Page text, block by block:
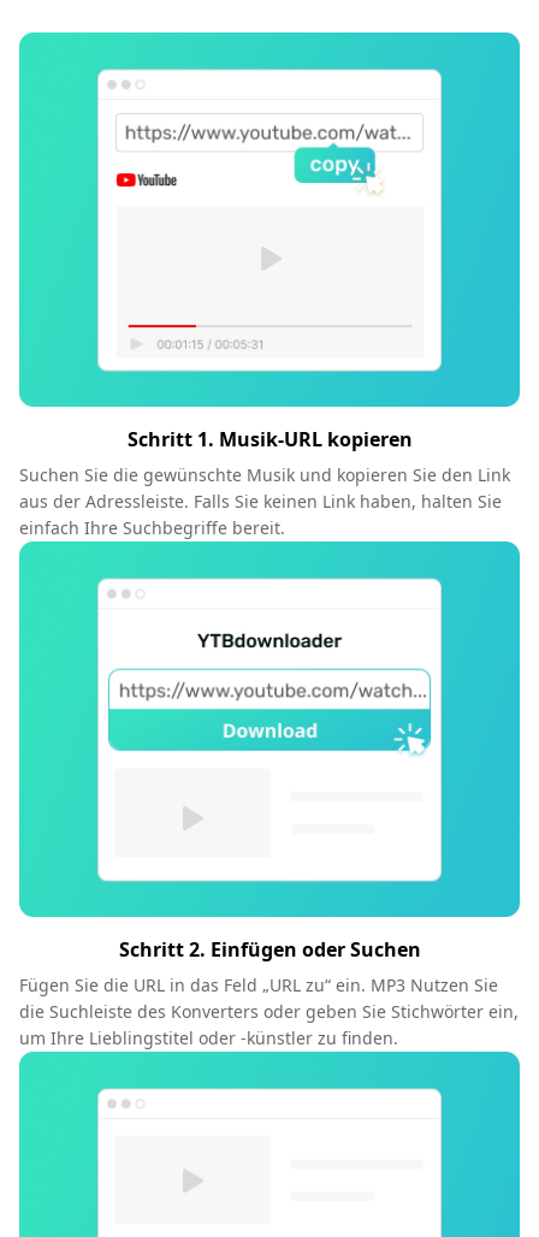
Schritt 1. Musik-URL kopieren
Suchen Sie die gewünschte Musik und kopieren Sie den Link
aus der Adressleiste. Falls Sie keinen Link haben, halten Sie
einfach Ihre Suchbegriffe bereit.
Schritt 2. Einfügen oder Suchen
Fügen Sie die URL in das Feld „URL zu“ ein. MP3 Nutzen Sie
die Suchleiste des Konverters oder geben Sie Stichwörter ein,
um Ihre Lieblingstitel oder -künstler zu finden.